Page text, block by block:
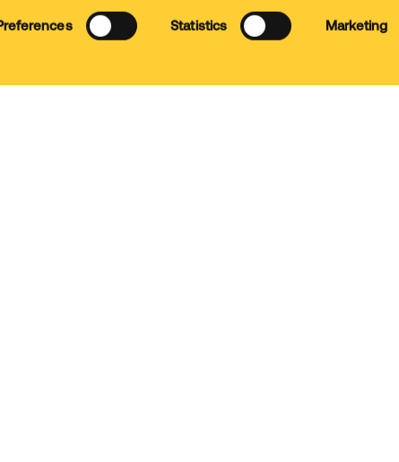
Statistics
Marketing
Datenschutz